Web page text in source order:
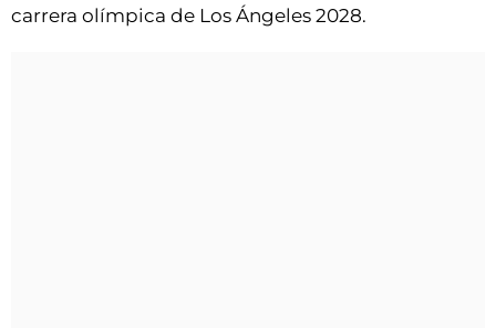
carrera olímpica de Los Ángeles 2028.